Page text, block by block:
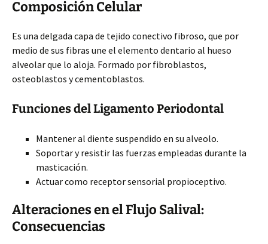
Composición Celular
Es una delgada capa de tejido conectivo fibroso, que por
medio de sus fibras une el elemento dentario al hueso
alveolar que lo aloja. Formado por fibroblastos,
osteoblastos y cementoblastos.
Funciones del Ligamento Periodontal
Mantener al diente suspendido en su alveolo.
Soportar y resistir las fuerzas empleadas durante la
masticación.
Actuar como receptor sensorial propioceptivo.
Alteraciones en el Flujo Salival:
Consecuencias